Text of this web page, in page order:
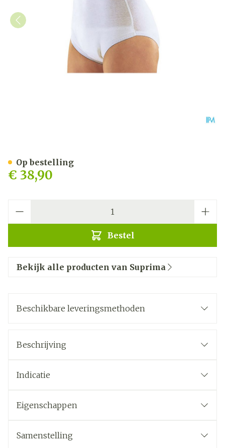
€ 38,90
Bestel
Op bestelling
Bekijk alle producten van Suprima
Beschikbare leveringsmethoden
Beschrijving
Indicatie
Eigenschappen
Samenstelling